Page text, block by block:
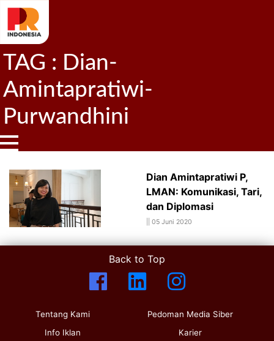
TAG : Dian-
Amintapratiwi-
Purwandhini
Dian Amintapratiwi P,
LMAN: Komunikasi, Tari,
dan Diplomasi
05 Juni 2020
Back to Top
Tentang Kami
Info Iklan
Pedoman Media Siber
Karier